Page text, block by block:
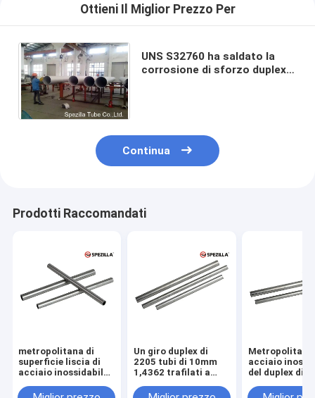
Ottieni Il Miglior Prezzo Per
UNS S32760 ha saldato la
corrosione di sforzo duplex
Continua
Prodotti Raccomandati
metropolitana di
superficie liscia di
acciaio inossidabile
UNS S32205
Un giro duplex di
2205 tubi di 10mm
1,4362 trafilati a
Metropolitana
acciaio
del duplex di
per lo